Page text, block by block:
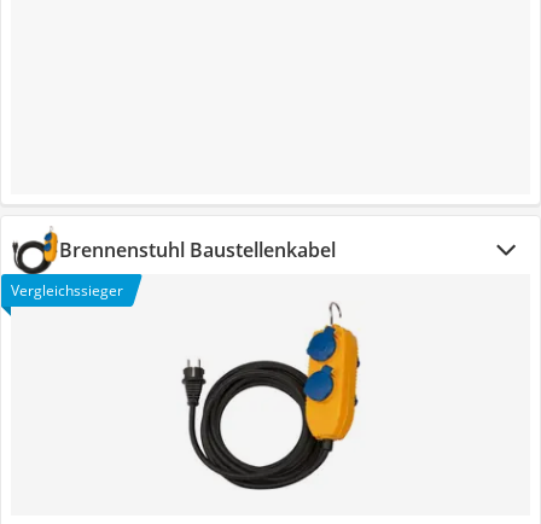
Brennenstuhl Baustellenkabel
Vergleichssieger